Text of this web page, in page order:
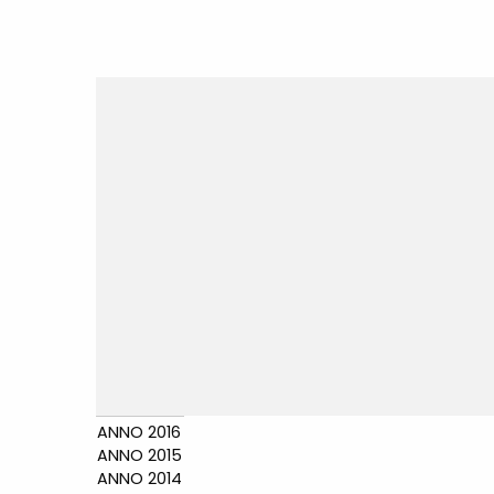
ANNO 2016
ANNO 2015
ANNO 2014